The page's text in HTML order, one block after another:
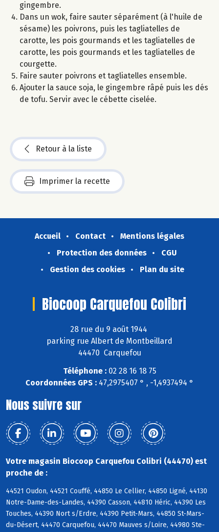
gingembre.
Dans un wok, faire sauter séparément (à l'huile de
sésame) les poivrons, puis les tagliatelles de
carotte, les pois gourmands et les tagliatelles de
carotte, les pois gourmands et les tagliatelles de
courgette.
Faire sauter poivrons et tagliatelles ensemble.
Ajouter la sauce soja, le gingembre râpé puis les dés
de tofu. Servir avec le cébette ciselée.
Retour à la liste
Imprimer la recette
Accueil Contact
Mentions légales
Protection des données
CGU
Gestion des cookies
Plan du site
Biocoop Carquefou Colibri
28 rue du 9 août 1944
parking rue Albert de Montbeillard
44470 Carquefou
Téléphone :02 28 16 18 75
Coordonnées GPS : 47,2975407 ° , -1,4937494 °
Nous suivre sur
Votre magasin Biocoop Carquefou Colibri (44470) est
proche de :
44521 Oudon, 44521 Couffé, 44850 Le Cellier, 44850 Ligné, 44130
Notre-Dame-des-Landes, 44390 Casson, 44810 Héric, 44390 Les
Touches, 44390 Nort s/Erdre, 44390 Petit-Mars, 44850 St-Mars-
du-Désert, 44470 Carquefou, 44470 Mauves s/Loire, 44980 Ste-